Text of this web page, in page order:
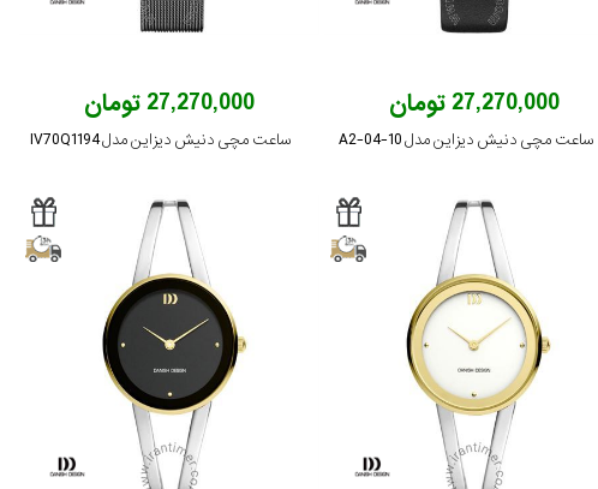
27,270,000 تومان
ساعت مچی دنیش دیزاین مدل 10-A2-04
27,270,000 تومان
ساعت مچی دنیش دیزاین مدل IV70Q1194